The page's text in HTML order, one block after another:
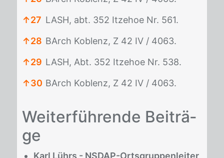
↑27 LASH, abt. 352 Itzehoe Nr. 561.
↑28 BArch Koblenz, Z 42 IV / 4063.
↑29 LASH, Abt. 352 Itzehoe Nr. 538.
↑30 BArch Koblenz, Z 42 IV / 4063.
Wei­ter­füh­ren­de Bei­trä­
ge
Karl Lührs - NSDAP-Ortsgruppenleiter